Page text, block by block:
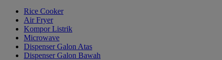
Rice Cooker
Air Fryer
Kompor Listrik
Microwave
Dispenser Galon Atas
Dispenser Galon Bawah